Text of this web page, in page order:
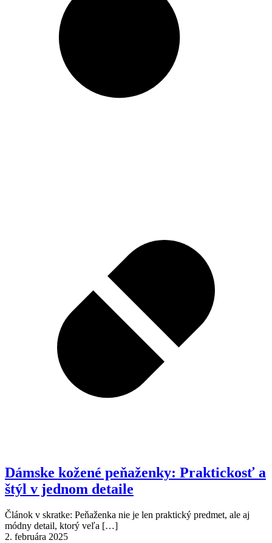
Dámske kožené peňaženky: Praktickosť a
štýl v jednom detaile
Článok v skratke: Peňaženka nie je len praktický predmet, ale aj
módny detail, ktorý veľa […]
2. februára 2025